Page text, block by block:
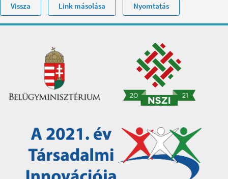
Vissza Link másolása Nyomtatás